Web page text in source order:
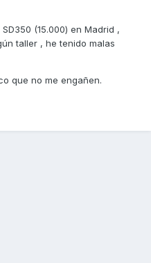
(15.000) en Madrid ,
taller , he tenido malas
que no me engañen.